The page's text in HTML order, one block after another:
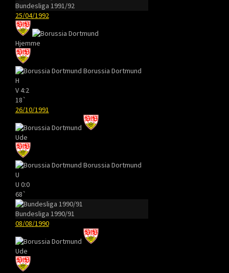
Bundesliga 1991/92
25/04/1992
Hjemme
Borussia Dortmund
H
V4:2
18`
26/10/1991
Ude
Borussia Dortmund
U
U 0:0
68`
Bundesliga 1990/91
08/08/1990
Ude